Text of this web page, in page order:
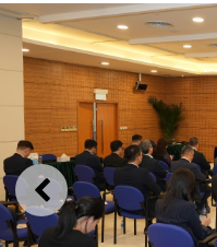
上一则